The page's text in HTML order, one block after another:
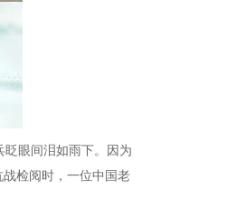
眨眼间泪如雨下。因为
检阅时，一位中国老